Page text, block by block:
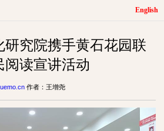
English
研究院携手黄石花园联
读宣讲活动
作者：王增尧